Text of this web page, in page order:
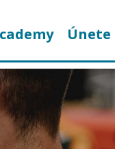
Únete